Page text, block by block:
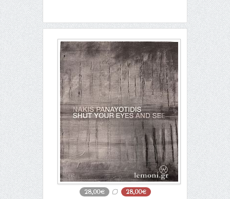
28,00€ 28,00€